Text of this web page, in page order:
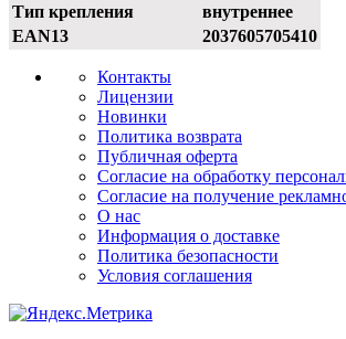
Тип крепления
внутреннее
EAN13
2037605705410
Контакты
Лицензии
Новинки
Политика возврата
Публичная оферта
Согласие на обработку
Согласие на получение
О нас
Информация о доставке
Политика безопасности
Условия соглашения